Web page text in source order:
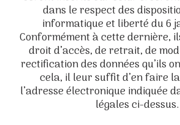
dans le respect des
informatique et liberté du 6
Conformément à cette dernière,
droit d’accès, de retrait, de
rectification des données qu’ils
cela, il leur suffit d’en faire
l’adresse électronique indiquée
légales ci-dessus.